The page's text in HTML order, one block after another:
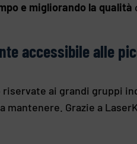
e migliorando la qualità
accessibile alle
ai grandi gruppi
Grazie a